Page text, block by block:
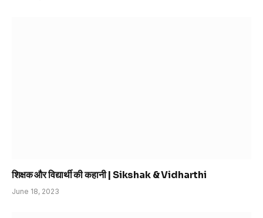
शिक्षक और विद्यार्थी की कहानी | Sikshak & Vidharthi
June 18, 2023